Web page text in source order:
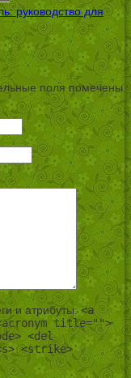
руководство для
поля помечены
и атрибуты:<a
title="">
<del
<strike>